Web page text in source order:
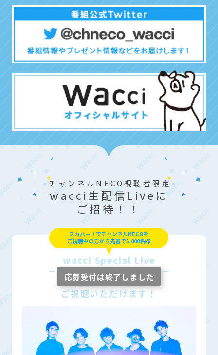
チャンネルNECO視聴者限定
wacci生配信Liveに
ご招待！！
スカパー ！でチャンネルNECOを
ご視聴中の方から先着で5,000名様
wacci Special Live
－Love Song Selection－
生配信Liveを無料で
ご視聴いただけます！